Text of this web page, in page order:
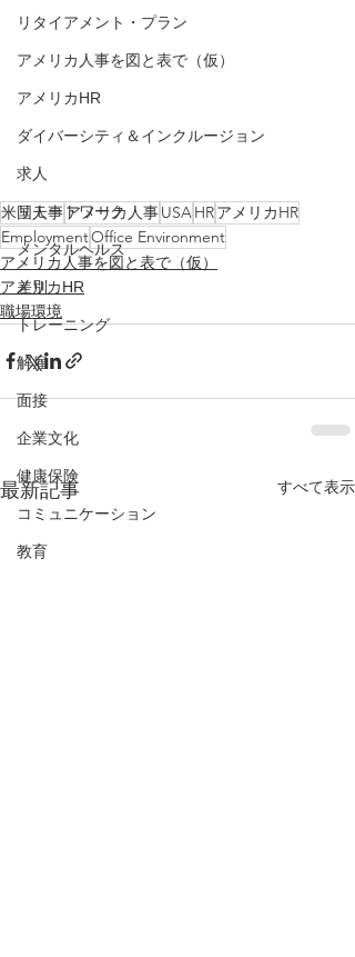
リタイアメント・プラン
アメリカ人事を図と表で（仮）
アメリカHR
ダイバーシティ＆インクルージョン
求人
リモートワーク
メンタルヘルス
差別
トレーニング
解雇
面接
企業文化
健康保険
コミュニケーション
教育
米国人事アメリカ人事USAHRアメリカHR
EmploymentOffice Environment
アメリカ人事を図と表で（仮）
アメリカHR
職場環境
最新記事 すべて表示